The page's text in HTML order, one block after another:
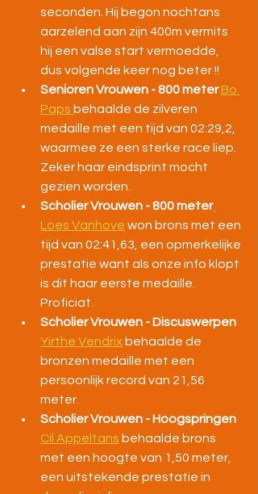
seconden. Hij begon nochtans
aarzelend aan zijn 400m vermits
hij een valse start vermoedde,
dus volgende keer nog beter !!
Senioren Vrouwen - 800 meter Bo
Paps behaalde de zilveren
medaille met een tijd van 02:29,2,
waarmee ze een sterke race liep.
Zeker haar eindsprint mocht
gezien worden.
Scholier Vrouwen - 800 meter
Loes Vanhove won brons met een
tijd van 02:41,63, een opmerkelijke
prestatie want als onze info klopt
is dit haar eerste medaille.
Proficiat.
Scholier Vrouwen - Discuswerpen
Yirthe Vendrix behaalde de
bronzen medaille met een
persoonlijk record van 21,56
meter.
Scholier Vrouwen - Hoogspringen
Cil Appeltans behaalde brons
met een hoogte van 1,50 meter,
een uitstekende prestatie in